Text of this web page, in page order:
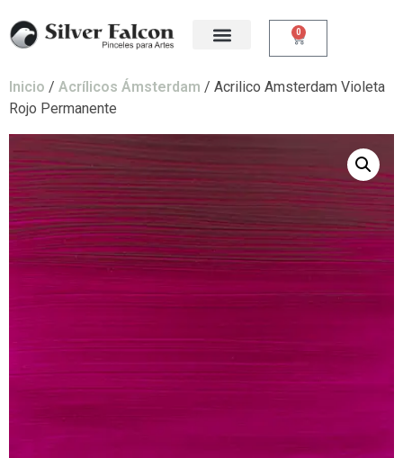
0
Inicio / Acrílicos Ámsterdam / Acrilico Amsterdam Violeta
Rojo Permanente